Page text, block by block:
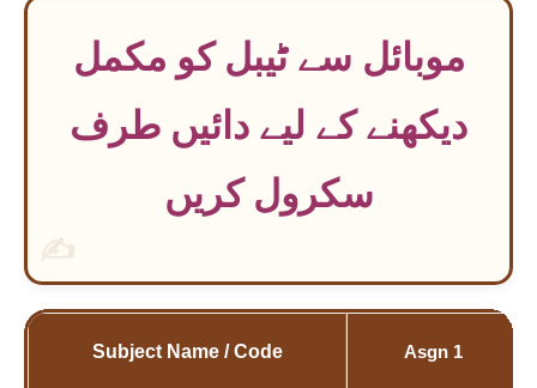
موبائل سے ٹیبل کو مکمل
دیکھنے کے لیے دائیں طرف
سکرول کریں
Subject Name / Code Asgn 1